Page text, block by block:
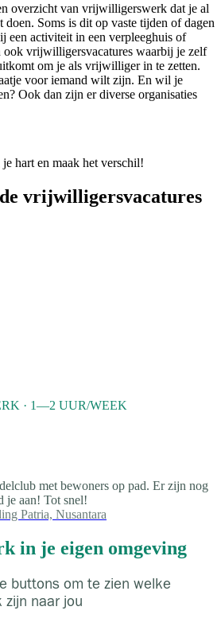
overzicht van vrijwilligerswerk dat je al
Soms is dit op vaste tijden of dagen
een activiteit in een verpleeghuis of
ook vrijwilligersvacatures waarbij je zelf
om je als vrijwilliger in te zetten.
voor iemand wilt zijn. En wil je
Ook dan zijn er diverse organisaties
hart en maak het verschil!
vrijwilligersvacatures
· 1—2 UUR/WEEK
met bewoners op pad. Er zijn nog
je aan! Tot snel!
Patria, Nusantara
in je eigen omgeving
buttons om te zien welke
zijn naar jou